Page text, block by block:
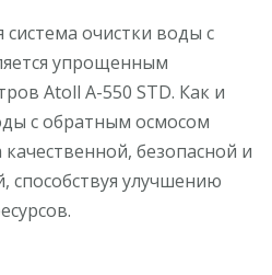
очистки воды с
упрощенным
Atoll A-550 STD. Как и
с обратным осмосом
безопасной и
способствуя улучшению